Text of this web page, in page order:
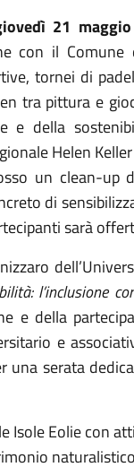
21
con il Comune
tornei di
tra pittura e
e della
Helen
un clean-up
di
sarà
l’inclusione
e della
e
una serata
Isole Eolie con